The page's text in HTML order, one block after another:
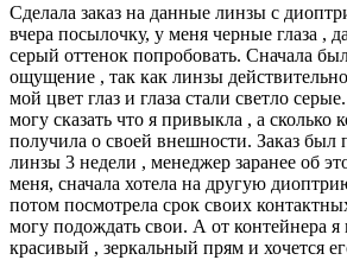
Сделала заказ на данные линзы с
вчера посылочку, у меня черные глаза ,
серый оттенок попробовать. Сначала
ощущение , так как линзы
мой цвет глаз и глаза стали светло
могу сказать что я привыкла , а сколько
получила о своей внешности. Заказ был
линзы 3 недели , менеджер заранее об
меня, сначала хотела на другую
потом посмотрела срок своих
могу подождать свои. А от контейнера я
красивый , зеркальный прям и хочется